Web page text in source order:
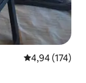
4,94 de uma
4,94 (174)